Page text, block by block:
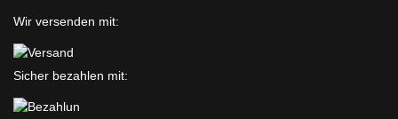
Wir versenden mit:
Sicher bezahlen mit: